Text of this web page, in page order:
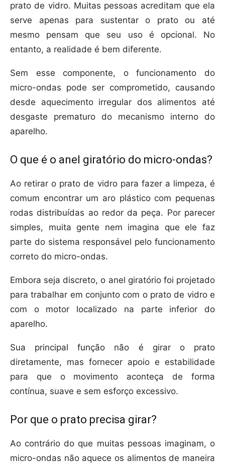
prato de vidro. Muitas pessoas acreditam que ela
serve apenas para sustentar o prato ou até
mesmo pensam que seu uso é opcional. No
entanto, a realidade é bem diferente.
Sem esse componente, o funcionamento do
micro-ondas pode ser comprometido, causando
desde aquecimento irregular dos alimentos até
desgaste prematuro do mecanismo interno do
aparelho.
O que é o anel giratório do micro-ondas?
Ao retirar o prato de vidro para fazer a limpeza, é
comum encontrar um aro plástico com pequenas
rodas distribuídas ao redor da peça. Por parecer
simples, muita gente nem imagina que ele faz
parte do sistema responsável pelo funcionamento
correto do micro-ondas.
Embora seja discreto, o anel giratório foi projetado
para trabalhar em conjunto com o prato de vidro e
com o motor localizado na parte inferior do
aparelho.
Sua principal função não é girar o prato
diretamente, mas fornecer apoio e estabilidade
para que o movimento aconteça de forma
contínua, suave e sem esforço excessivo.
Por que o prato precisa girar?
Ao contrário do que muitas pessoas imaginam, o
micro-ondas não aquece os alimentos de maneira